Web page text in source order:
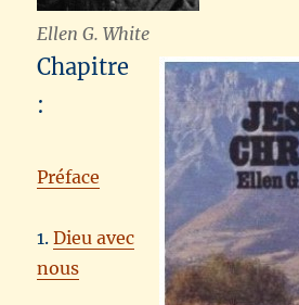
Ellen G. White
Chapitre
:
Préface
1.Dieu avec
nous